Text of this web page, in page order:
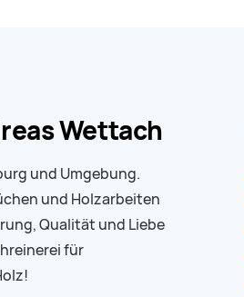
Wettach
und Umgebung.
und Holzarbeiten
Qualität und Liebe
für